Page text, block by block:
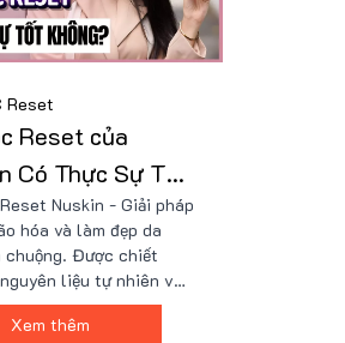
Reset
Reset của
Có Thực Sự Tốt
Nuskin - Giải pháp
hóa và làm đẹp da
Được chiết
liệu tự nhiên với
tiên tiến đạt chứng
tế, đảm bảo chất
Xem thêm